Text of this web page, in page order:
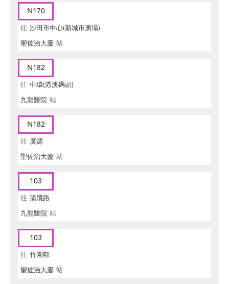
N170
往 沙田市中心(新城市廣場)
聖佐治大廈 站
N182
往 中環(港澳碼頭)
九龍醫院 站
N182
往 廣源
聖佐治大廈 站
103
往 蒲飛路
九龍醫院 站
103
往 竹園邨
聖佐治大廈 站